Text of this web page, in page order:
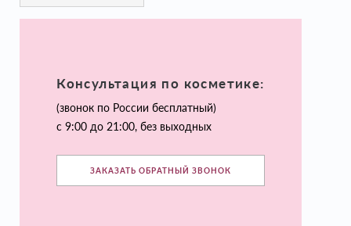
Консультация по косметике:
(звонок по России бесплатный)
с 9:00 до 21:00, без выходных
ЗАКАЗАТЬ ОБРАТНЫЙ ЗВОНОК